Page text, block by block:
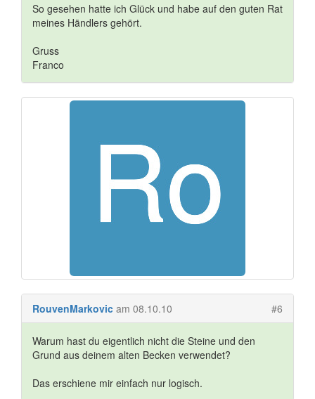
So gesehen hatte ich Glück und habe auf den guten Rat
meines Händlers gehört.
Gruss
Franco
RouvenMarkovic am 08.10.10 #6
Warum hast du eigentlich nicht die Steine und den
Grund aus deinem alten Becken verwendet?
Das erschiene mir einfach nur logisch.